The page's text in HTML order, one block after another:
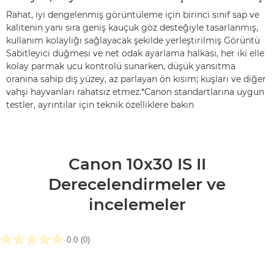
Rahat, iyi dengelenmiş görüntüleme için birinci sınıf sap ve
kalitenin yanı sıra geniş kauçuk göz desteğiyle tasarlanmış,
kullanım kolaylığı sağlayacak şekilde yerleştirilmiş Görüntü
Sabitleyici düğmesi ve net odak ayarlama halkası, her iki elle
kolay parmak ucu kontrolü sunarken, düşük yansıtma
oranına sahip dış yüzey, az parlayan ön kısım; kuşları ve diğer
vahşi hayvanları rahatsız etmez.*Canon standartlarına uygun
testler, ayrıntılar için teknik özelliklere bakın
Canon 10x30 IS II
Derecelendirmeler ve
incelemeler
0.0 (0)
0.0/5